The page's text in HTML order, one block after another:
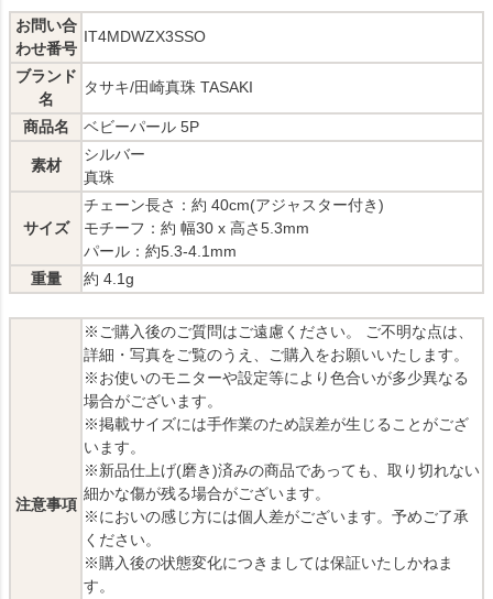
お問い合
わせ番号
IT4MDWZX3SSO
ブランド
名
タサキ/田崎真珠 TASAKI
商品名 ベビーパール 5P
素材
シルバー
真珠
サイズ
チェーン長さ：約 40cm(アジャスター付き)
モチーフ：約 幅30 x 高さ5.3mm
パール：約5.3-4.1mm
重量
約 4.1g
注意事項
※ご購入後のご質問はご遠慮ください。 ご不明な点は、
詳細・写真をご覧のうえ、ご購入をお願いいたします。
※お使いのモニターや設定等により色合いが多少異なる
場合がございます。
※掲載サイズには手作業のため誤差が生じることがござ
います。
※新品仕上げ(磨き)済みの商品であっても、取り切れない
細かな傷が残る場合がございます。
※においの感じ方には個人差がございます。予めご了承
ください。
※購入後の状態変化につきましては保証いたしかねま
す。